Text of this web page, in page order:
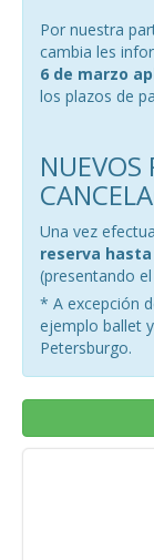
Por nuestra
cambia les
6 de marzo
los plazos de
NUEVOS
Una vez
reserva
(presentando
* A excepción
ejemplo ballet
Petersburgo.